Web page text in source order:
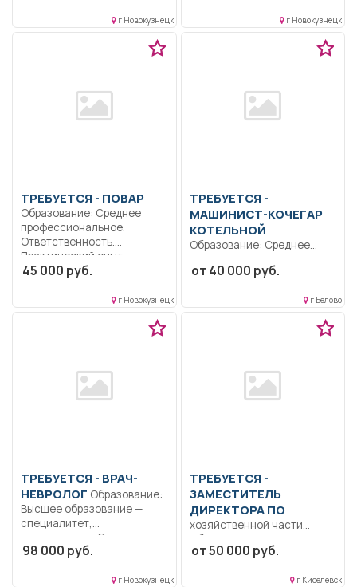
г Новокузнецк
Ответственность.
Дисциплинированность..
г Новокузнецк
ТРЕБУЕТСЯ - ПОВАР
Образование: Среднее
профессиональное.
Ответственность.
Практический опыт..
Полный рабочий день..
45 000 руб.
г Новокузнецк
ТРЕБУЕТСЯ -
МАШИНИСТ-КОЧЕГАР
КОТЕЛЬНОЙ
Образование: Среднее
образование.. Обеспечение
котельного оборудования....
от 40 000 руб.
г Белово
ТРЕБУЕТСЯ - ВРАЧ-
НЕВРОЛОГ
Высшее образование —
специалитет,
магистратура. Оказывает
квалифицированную
98 000 руб.
г Новокузнецк
ТРЕБУЕТСЯ -
ЗАМЕСТИТЕЛЬ
ДИРЕКТОРА ПО
хозяйственной части
Образование: Высшее
образование —
от 50 000 руб.
г Киселевск